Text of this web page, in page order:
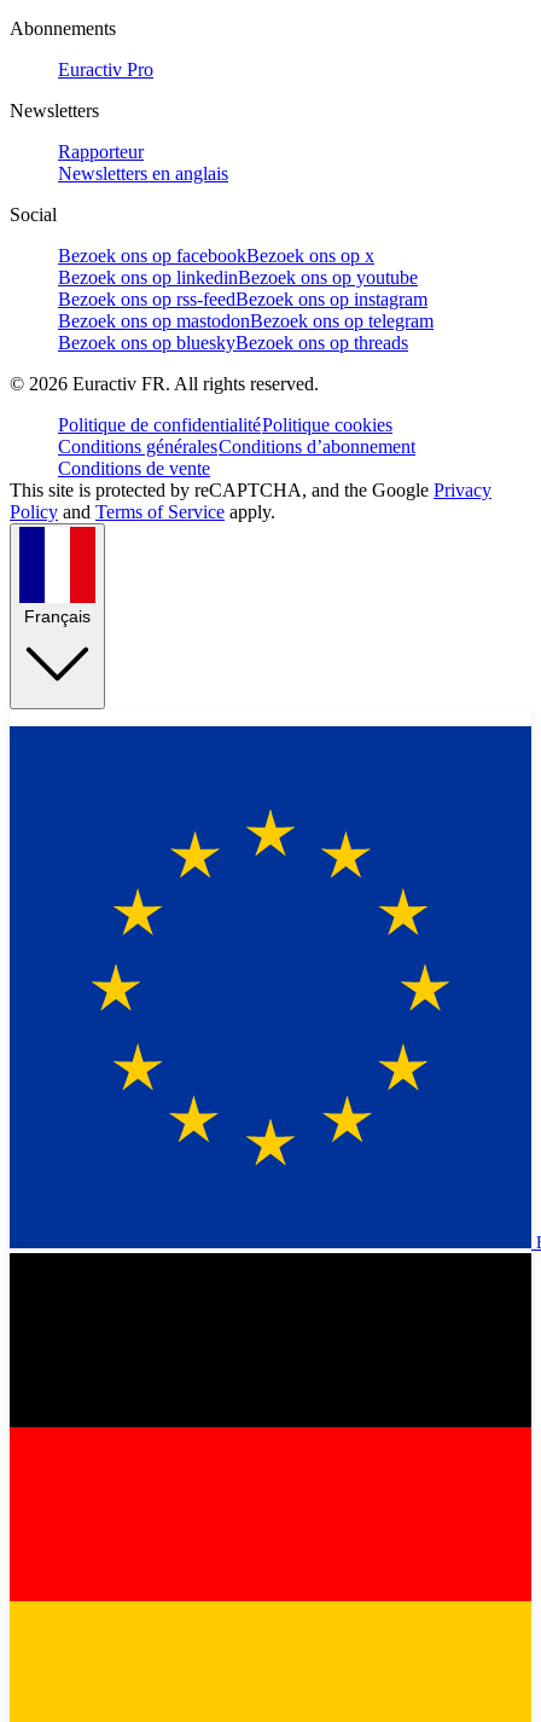
Abonnements
Euractiv Pro
Newsletters
Rapporteur
Newsletters en anglais
Social
Bezoek ons op facebookBezoek ons op x
Bezoek ons op linkedinBezoek ons op youtube
Bezoek ons op rss-feedBezoek ons op instagram
Bezoek ons op mastodonBezoek ons op telegram
Bezoek ons op blueskyBezoek ons op threads
© 2026 Euractiv FR. All rights reserved.
Politique de confidentialitéPolitique cookies
Conditions généralesConditions d’abonnement
Conditions de vente
This site is protected by reCAPTCHA, and the Google Privacy
Policy and Terms of Service apply.
Français